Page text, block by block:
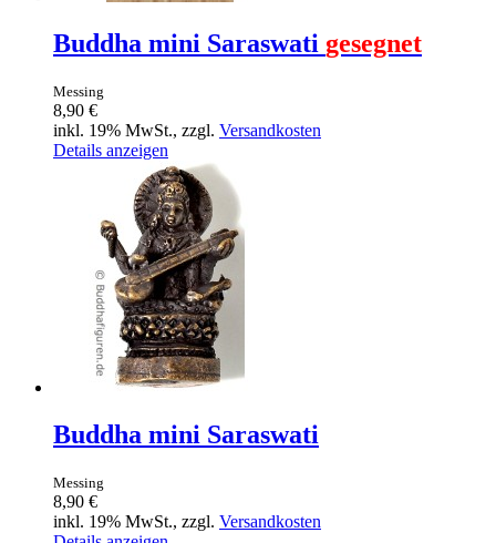
Buddha mini Saraswati gesegnet
Messing
8,90 €
inkl. 19% MwSt., zzgl. Versandkosten
Details anzeigen
Buddha mini Saraswati
Messing
8,90 €
inkl. 19% MwSt., zzgl. Versandkosten